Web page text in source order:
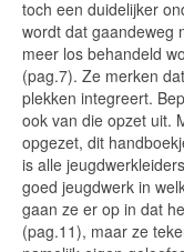
toch een duidelijker
wordt dat gaandeweg
meer los behandeld
(pag.7). Ze merken
plekken integreert.
ook van die opzet uit.
opgezet, dit
is alle
goed jeugdwerk in
gaan ze er op in dat
(pag.11), maar ze